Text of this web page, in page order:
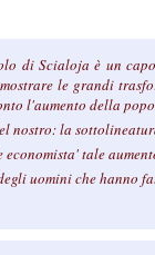
di Scialoja è un
le grandi
l'aumento della
nostro: la
economista' tale
uomini che hanno